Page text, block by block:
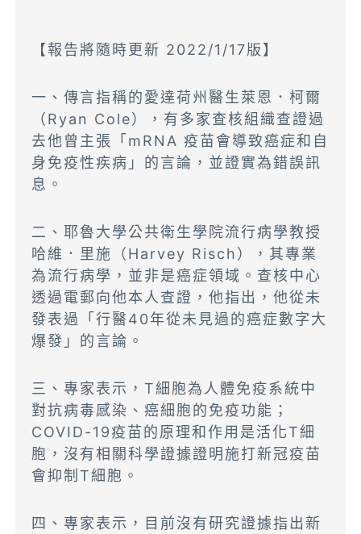
【報告將隨時更新 2022/1/17版】
一、傳言指稱的愛達荷州醫生萊恩．柯爾
（Ryan Cole），有多家查核組織查證過
去他曾主張「mRNA 疫苗會導致癌症和自
身免疫性疾病」的言論，並證實為錯誤訊
息。
二、耶魯大學公共衛生學院流行病學教授
哈維．里施（Harvey Risch），其專業
為流行病學，並非是癌症領域。查核中心
透過電郵向他本人查證，他指出，他從未
發表過「行醫40年從未見過的癌症數字大
爆發」的言論。
三、專家表示，T細胞為人體免疫系統中
對抗病毒感染、癌細胞的免疫功能；
COVID-19疫苗的原理和作用是活化T細
胞，沒有相關科學證據證明施打新冠疫苗
會抑制T細胞。
四、專家表示，目前沒有研究證據指出新